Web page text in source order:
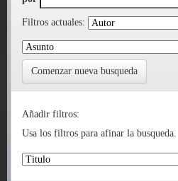
Filtros actuales:
Comenzar nueva busqueda
Añadir filtros:
Usa los filtros para afinar la busqueda.